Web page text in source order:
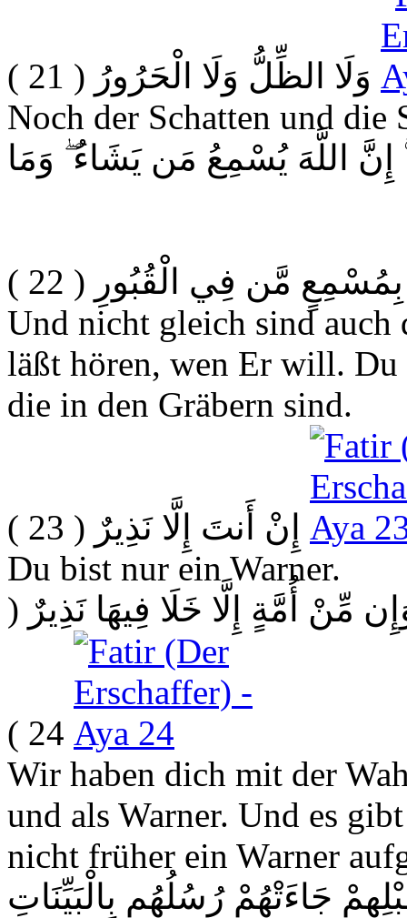
وَلَا الظِّلُّ وَلَا الْحَرُورُ ( 21 )
Noch der Schatten und die
إِنَّ اللَّهَ يُسْمِعُ مَن يَشَاءُ ۖ وَمَا
مَّن فِي الْقُبُورِ ( 22 )
Und nicht gleich sind auch
läßt hören, wen Er will. Du
die in den Gräbern sind.
إِنْ أَنتَ إِلَّا نَذِيرٌ ( 23 )
Du bist nur ein Warner.
مِّنْ أُمَّةٍ إِلَّا خَلَا فِيهَا نَذِيرٌ (
24 )
Wir haben dich mit der
und als Warner. Und es
nicht früher ein Warner
جَاءَتْهُمْ رُسُلُهُم بِالْبَيِّنَاتِ